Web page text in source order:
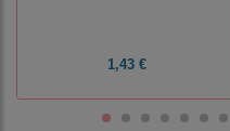
1,43 €